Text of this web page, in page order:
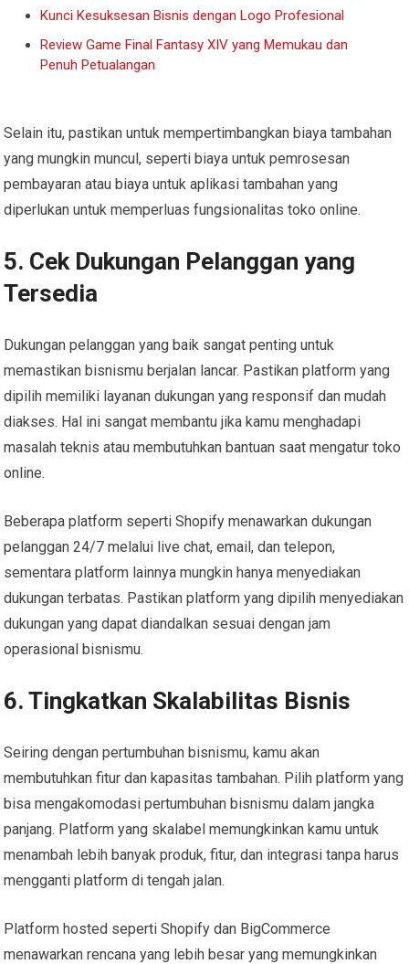
Kunci Kesuksesan Bisnis dengan Logo Profesional
Review Game Final Fantasy XIV yang Memukau dan
Penuh Petualangan
Selain itu, pastikan untuk mempertimbangkan biaya tambahan
yang mungkin muncul, seperti biaya untuk pemrosesan
pembayaran atau biaya untuk aplikasi tambahan yang
diperlukan untuk memperluas fungsionalitas toko online.
5. Cek Dukungan Pelanggan yang
Tersedia
Dukungan pelanggan yang baik sangat penting untuk
memastikan bisnismu berjalan lancar. Pastikan platform yang
dipilih memiliki layanan dukungan yang responsif dan mudah
diakses. Hal ini sangat membantu jika kamu menghadapi
masalah teknis atau membutuhkan bantuan saat mengatur toko
online.
Beberapa platform seperti Shopify menawarkan dukungan
pelanggan 24/7 melalui live chat, email, dan telepon,
sementara platform lainnya mungkin hanya menyediakan
dukungan terbatas. Pastikan platform yang dipilih menyediakan
dukungan yang dapat diandalkan sesuai dengan jam
operasional bisnismu.
6. Tingkatkan Skalabilitas Bisnis
Seiring dengan pertumbuhan bisnismu, kamu akan
membutuhkan fitur dan kapasitas tambahan. Pilih platform yang
bisa mengakomodasi pertumbuhan bisnismu dalam jangka
panjang. Platform yang skalabel memungkinkan kamu untuk
menambah lebih banyak produk, fitur, dan integrasi tanpa harus
mengganti platform di tengah jalan.
Platform hosted seperti Shopify dan BigCommerce
menawarkan rencana yang lebih besar yang memungkinkan